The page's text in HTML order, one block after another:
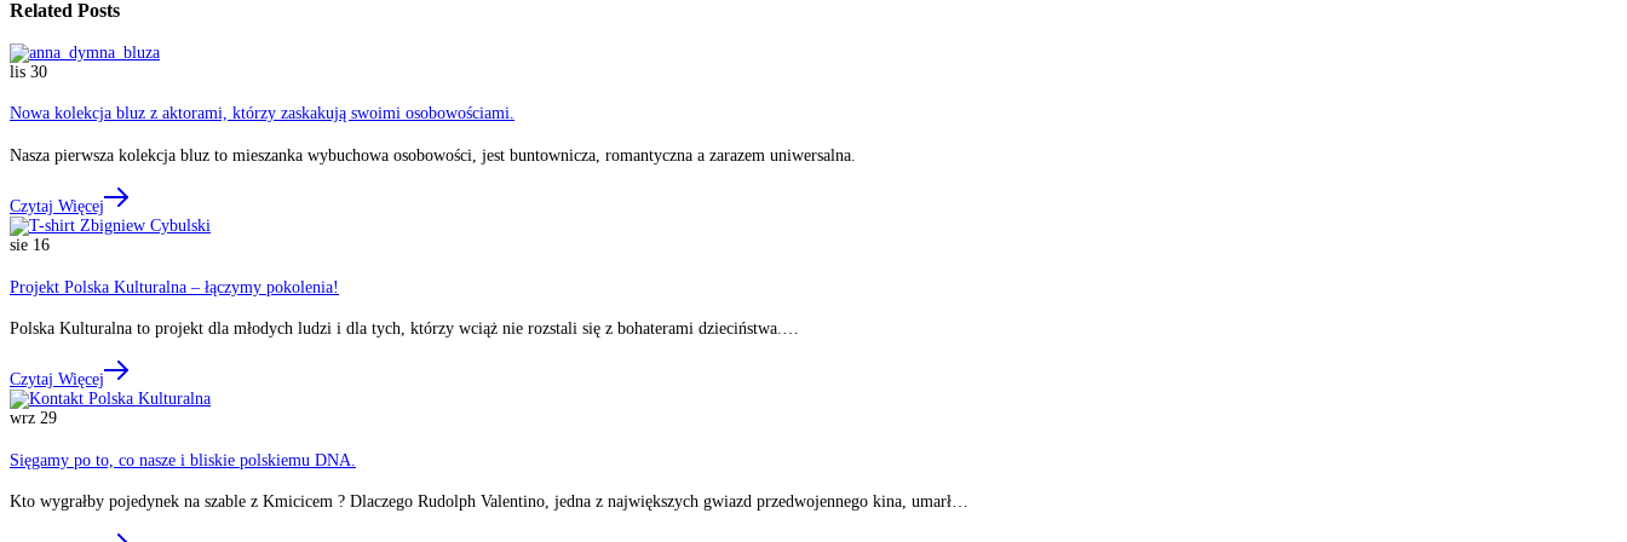
Related Posts
lis 30
Nowa kolekcja bluz z aktorami, którzy zaskakują swoimi osobowościami.
Nasza pierwsza kolekcja bluz to mieszanka wybuchowa osobowości, jest buntownicza, romantyczna a zarazem uniwersalna.
Czytaj Więcej
sie 16
Projekt Polska Kulturalna – łączymy pokolenia!
Polska Kulturalna to projekt dla młodych ludzi i dla tych, którzy wciąż nie rozstali się z bohaterami dzieciństwa.…
Czytaj Więcej
wrz 29
Sięgamy po to, co nasze i bliskie polskiemu DNA.
Kto wygrałby pojedynek na szable z Kmicicem ? Dlaczego Rudolph Valentino, jedna z największych gwiazd przedwojennego kina, umarł…